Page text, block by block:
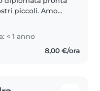
piccoli. Amo
Sono a mio agio
aiuto compiti.
< 1 anno
8,00 €/ora